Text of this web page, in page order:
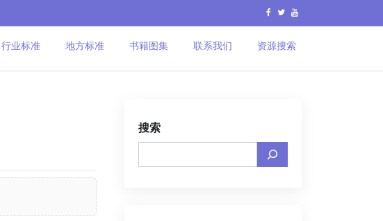
行业标准 地方标准 书籍图集 联系我们 资源搜索
搜索